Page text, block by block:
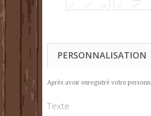
PERSONNALISATION
Après avoir enregistré votre
Texte